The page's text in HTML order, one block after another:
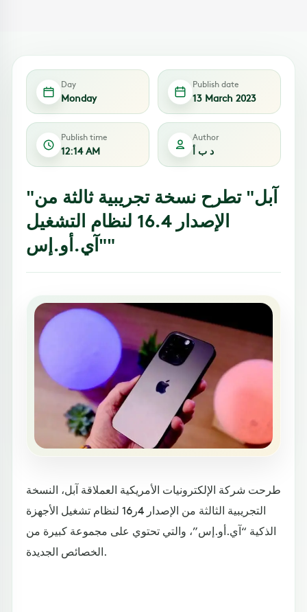
Day
Monday
Publish date
13 March 2023
Publish time
12:14 AM
Author
د ب أ
"آبل" تطرح نسخة تجريبية ثالثة من
الإصدار 16.4 لنظام التشغيل
"آي.أو.إس"
طرحت شركة الإلكترونيات الأمريكية العملاقة آبل، النسخة
التجريبية الثالثة من الإصدار 4ر16 لنظام تشغيل الأجهزة
الذكية “آي.أو.إس”، والتي تحتوي على مجموعة كبيرة من
الخصائص الجديدة.